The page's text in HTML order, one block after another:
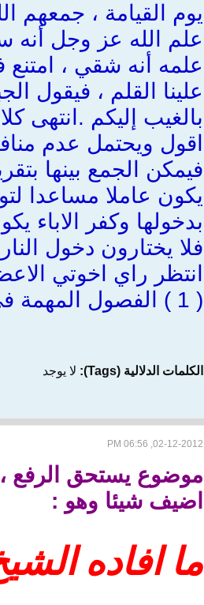
يوم القيامة ، جمعهم
علم الله عز وجل أنه
علمه أنه شقي ، امتنع
علينا القلم ، فيقول
بالغيب إليكم .انتهى
اقول ويحتمل عدم
فيمكن الجمع بينها
يكون عاملا مساعدا
بدخولها وكفر الاباء
فلا يختارون دخول
انتظر راي اخوتي
( 1 ) الفصول المهمة في معرفة الائمة ج1ص278
الكلمات الدلالية (Tags): لا يوجد
02-12-2012, 06:56 PM
موضوع يستحق الرفع
اضيف شيئا وهو :
ما افاده